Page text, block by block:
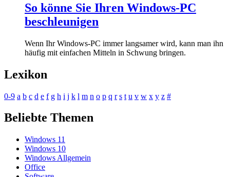
So könne Sie Ihren Windows-PC
beschleunigen
Wenn Ihr Windows-PC immer langsamer wird, kann man ihn
häufig mit einfachen Mitteln in Schwung bringen.
Lexikon
0-9 a b c d e f g h i j k l m n o p q r s t u v w x y z #
Beliebte Themen
Windows 11
Windows 10
Windows Allgemein
Office